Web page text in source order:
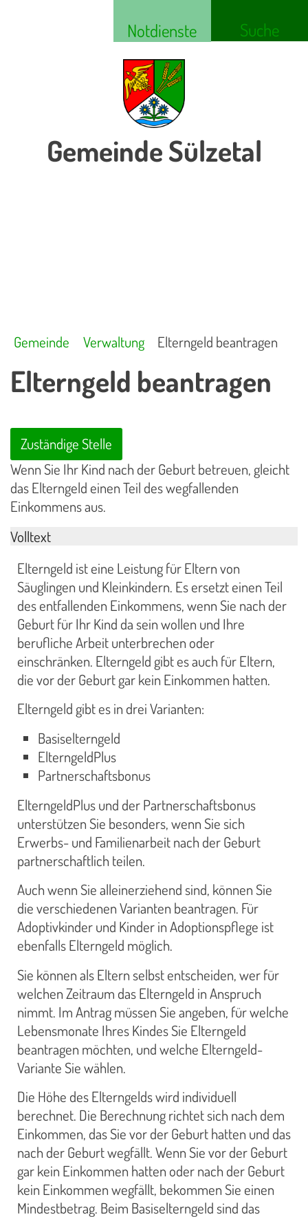
Notdienste Suche
Gemeinde Sülzetal
Gemeinde Verwaltung Elterngeld beantragen
Elterngeld beantragen
Zuständige Stelle
Wenn Sie Ihr Kind nach der Geburt betreuen, gleicht
das Elterngeld einen Teil des wegfallenden
Einkommens aus.
Volltext
Elterngeld ist eine Leistung für Eltern von
Säuglingen und Kleinkindern. Es ersetzt einen Teil
des entfallenden Einkommens, wenn Sie nach der
Geburt für Ihr Kind da sein wollen und Ihre
berufliche Arbeit unterbrechen oder
einschränken. Elterngeld gibt es auch für Eltern,
die vor der Geburt gar kein Einkommen hatten.
Elterngeld gibt es in drei Varianten:
Basiselterngeld
ElterngeldPlus
Partnerschaftsbonus
ElterngeldPlus und der Partnerschaftsbonus
unterstützen Sie besonders, wenn Sie sich
Erwerbs- und Familienarbeit nach der Geburt
partnerschaftlich teilen.
Auch wenn Sie alleinerziehend sind, können Sie
die verschiedenen Varianten beantragen. Für
Adoptivkinder und Kinder in Adoptionspflege ist
ebenfalls Elterngeld möglich.
Sie können als Eltern selbst entscheiden, wer für
welchen Zeitraum das Elterngeld in Anspruch
nimmt. Im Antrag müssen Sie angeben, für welche
Lebensmonate Ihres Kindes Sie Elterngeld
beantragen möchten, und welche Elterngeld-
Variante Sie wählen.
Die Höhe des Elterngelds wird individuell
berechnet. Die Berechnung richtet sich nach dem
Einkommen, das Sie vor der Geburt hatten und das
nach der Geburt wegfällt. Wenn Sie vor der Geburt
gar kein Einkommen hatten oder nach der Geburt
kein Einkommen wegfällt, bekommen Sie einen
Mindestbetrag. Beim Basiselterngeld sind das